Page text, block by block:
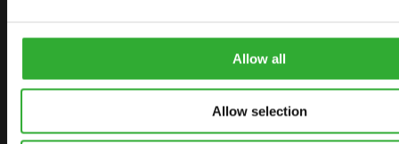
Allow all
Allow selection
SITEMAP
OPCIONAIS
IMPLEMENTOS